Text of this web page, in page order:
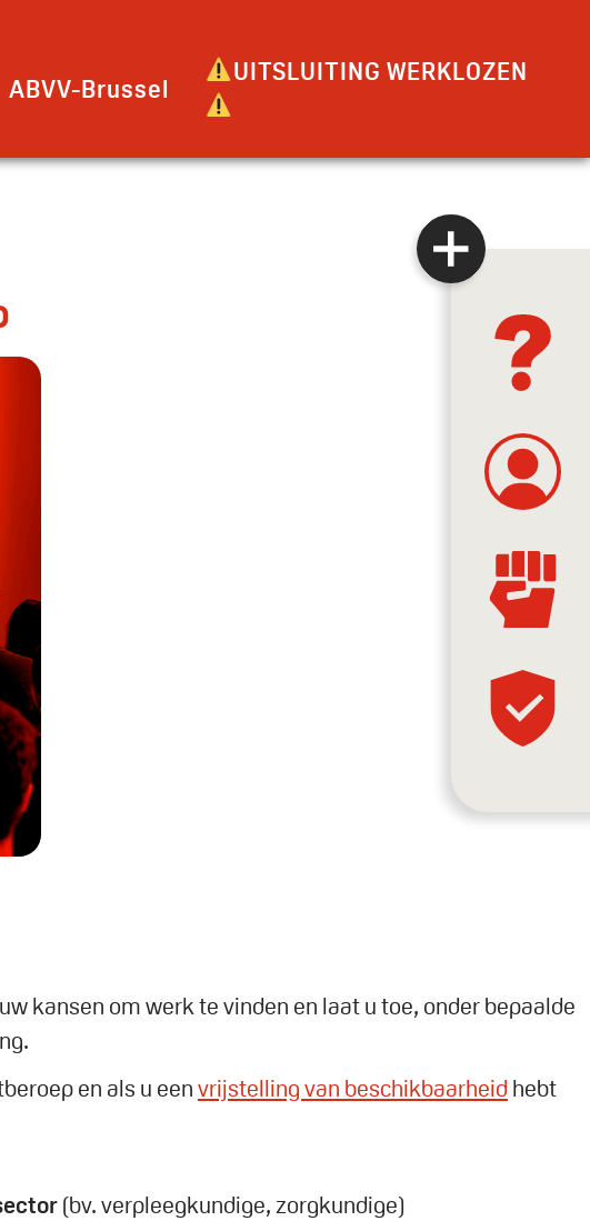
ABVV-Brussel
UITSLUITING WERKLOZEN
kansen om werk te vinden en laat u toe, onder bepaalde
en als u eenvrijstelling van beschikbaarheid hebt
(bv. verpleegkundige, zorgkundige)